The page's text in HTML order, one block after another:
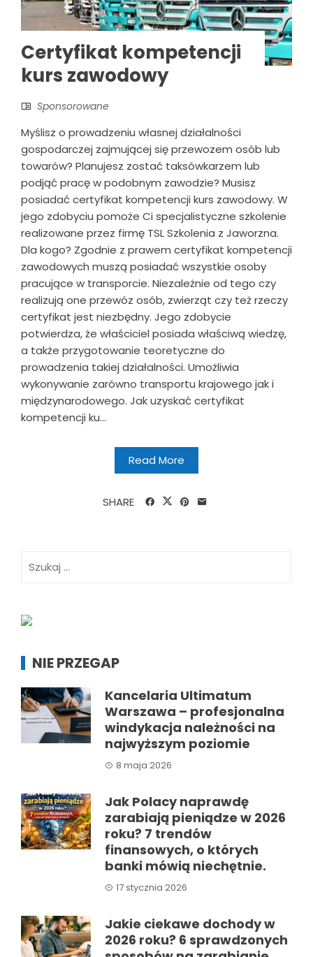
Certyfikat kompetencji
kurs zawodowy
Sponsorowane
Myślisz o prowadzeniu własnej działalności
gospodarczej zajmującej się przewozem osób lub
towarów? Planujesz zostać taksówkarzem lub
podjąć pracę w podobnym zawodzie? Musisz
posiadać certyfikat kompetencji kurs zawodowy. W
jego zdobyciu pomoże Ci specjalistyczne szkolenie
realizowane przez firmę TSL Szkolenia z Jaworzna.
Dla kogo? Zgodnie z prawem certyfikat kompetencji
zawodowych muszą posiadać wszystkie osoby
pracujące w transporcie. Niezależnie od tego czy
realizują one przewóz osób, zwierząt czy też rzeczy
certyfikat jest niezbędny. Jego zdobycie
potwierdza, że właściciel posiada właściwą wiedzę,
a także przygotowanie teoretyczne do
prowadzenia takiej działalności. Umożliwia
wykonywanie zarówno transportu krajowego jak i
międzynarodowego. Jak uzyskać certyfikat
kompetencji ku...
Read More
SHARE
NIE PRZEGAP
Kancelaria Ultimatum
Warszawa – profesjonalna
windykacja należności na
najwyższym poziomie
8 maja 2026
Jak Polacy naprawdę
zarabiają pieniądze w 2026
roku? 7 trendów
finansowych, o których
banki mówią niechętnie.
17 stycznia 2026
Jakie ciekawe dochody w
2026 roku? 6 sprawdzonych